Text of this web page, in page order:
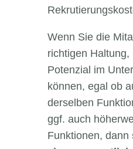
Wenn Sie die
richtigen
Potenzial im
können, egal ob
derselben
ggf. auch
Funktionen, dann